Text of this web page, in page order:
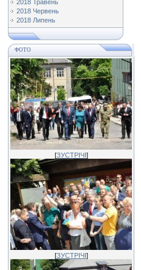
2018 Травень
2018 Червень
2018 Липень
ФОТО
[ЗУСТРІЧІ]
[ЗУСТРІЧІ]